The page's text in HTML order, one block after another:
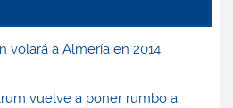
volará a Almería en 2014
vuelve a poner rumbo a